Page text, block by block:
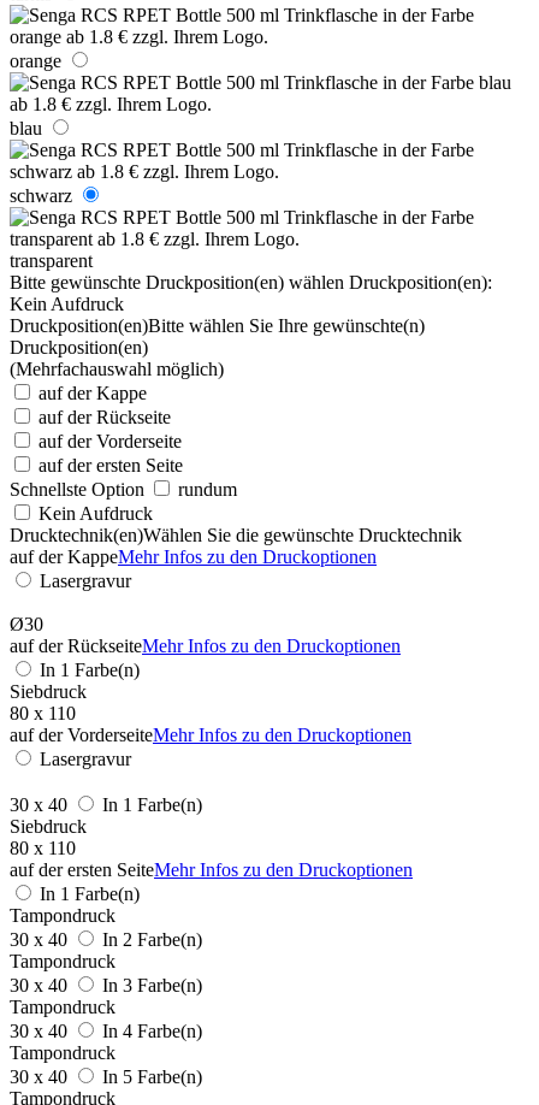
orange
blau
schwarz
transparent
Bitte gewünschte Druckposition(en) wählen Druckposition(en):
Kein Aufdruck
Druckposition(en)Bitte wählen Sie Ihre gewünschte(n)
Druckposition(en)
(Mehrfachauswahl möglich)
auf der Kappe
auf der Rückseite
auf der Vorderseite
auf der ersten Seite
Schnellste Option
rundum
Kein Aufdruck
Drucktechnik(en)Wählen Sie die gewünschte Drucktechnik
auf der KappeMehr Infos zu den Druckoptionen
Lasergravur
Ø30
auf der RückseiteMehr Infos zu den Druckoptionen
In 1 Farbe(n)
Siebdruck
80 x 110
auf der VorderseiteMehr Infos zu den Druckoptionen
Lasergravur
30 x 40
In 1 Farbe(n)
Siebdruck
80 x 110
auf der ersten SeiteMehr Infos zu den Druckoptionen
In 1 Farbe(n)
Tampondruck
30 x 40
In 2 Farbe(n)
Tampondruck
30 x 40
In 3 Farbe(n)
Tampondruck
30 x 40
In 4 Farbe(n)
Tampondruck
30 x 40
In 5 Farbe(n)
Tampondruck